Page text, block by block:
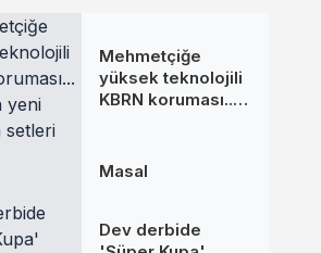
Mehmetçiğe
yüksek teknolojili
KBRN koruması...
Masal
Dev derbide